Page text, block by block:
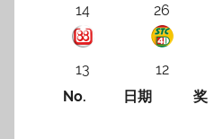
14 26
13 12
No.
日期 奖